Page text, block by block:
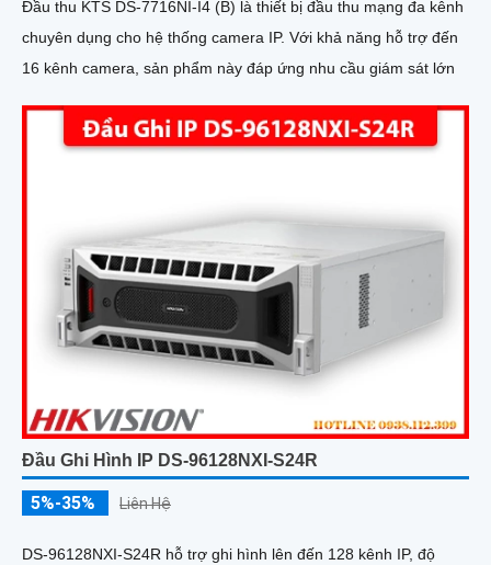
Đầu thu KTS DS-7716NI-I4 (B) là thiết bị đầu thu mạng đa kênh
chuyên dụng cho hệ thống camera IP. Với khả năng hỗ trợ đến
16 kênh camera, sản phẩm này đáp ứng nhu cầu giám sát lớn
Đầu Ghi Hình IP DS-96128NXI-S24R
5%-35% Liên Hệ
DS-96128NXI-S24R hỗ trợ ghi hình lên đến 128 kênh IP, độ